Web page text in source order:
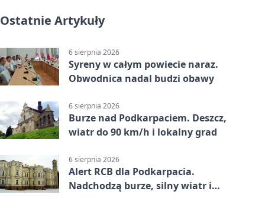
Ostatnie Artykuły
6 sierpnia 2026
Syreny w całym powiecie naraz.
Obwodnica nadal budzi obawy
6 sierpnia 2026
Burze nad Podkarpaciem. Deszcz,
wiatr do 90 km/h i lokalny grad
6 sierpnia 2026
Alert RCB dla Podkarpacia.
Nadchodzą burze, silny wiatr i